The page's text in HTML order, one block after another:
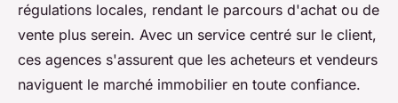
régulations locales, rendant le parcours d'achat ou de
vente plus serein. Avec un service centré sur le client,
ces agences s'assurent que les acheteurs et vendeurs
naviguent le marché immobilier en toute confiance.